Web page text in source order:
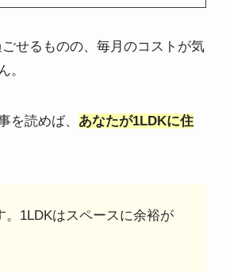
せるものの、毎月のコストが気
。
を読めば、 あなたが1LDKに住
。1LDKはスペースに余裕が